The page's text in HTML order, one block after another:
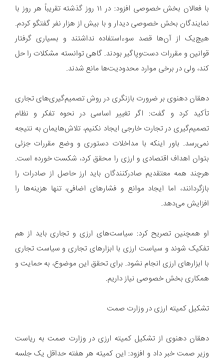
با فعالان بخش خصوصی افزود: در ۱۱ روز گذشته تقریباً هر روز با
نمایندگان بخش خصوصی دیدار و با بیش از هزار نفر گفتگو کردم.
هیچ‌یک از آن‌ها قصد سوءاستفاده نداشتند و بسیاری گرفتار
قوانین و مقررات دست‌وپاگیر بودند. گاهی توانسته مشکلات را حل
کند، ولی در برخی موارد محدودیت‌ها مانع شدند.
دهقان دهنوی بر ضرورت بازنگری در روش تصمیم‌گیری‌های تجاری
تأکید کرد و گفت: اگر تغییر اساسی در نحوه تفکر و نظام
تصمیم‌گیری در تجارت خارجی ایجاد نکنیم، تلاش‌هایمان به نتیجه
نمی‌رسد. باور اینکه با مداخلات دستوری و وضع مقررات جزئی
بتوان اهداف اقتصادی و ارزی را محقق کرد، شکست خورده است.
هرچند همه معتقدیم صادرکنندگان باید ارز حاصل از صادرات را
بازگردانند، اما ایجاد موانع و فشارهای اضافی، تنها هزینه‌ها را
افزایش می‌دهد.
او همچنین تصریح کرد: سیاست‌های ارزی و تجاری باید از هم
تفکیک شوند و سیاست ارزی با ابزارهای تجاری و سیاست تجاری
با ابزارهای ارزی انجام نشود. برای تحقق این موضوع، به حمایت و
همکاری بخش خصوصی نیاز داریم.
تشکیل کمیته ارزی در وزارت صمت
دهقان دهنوی از تشکیل کمیته ارزی در وزارت صمت به ریاست
وزیر صمت خبر داد و افزود: این کمیته هر هفته حداقل یک جلسه